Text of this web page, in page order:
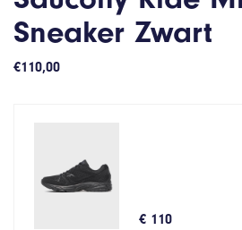
Sneaker Zwart
€110,00
€ 110